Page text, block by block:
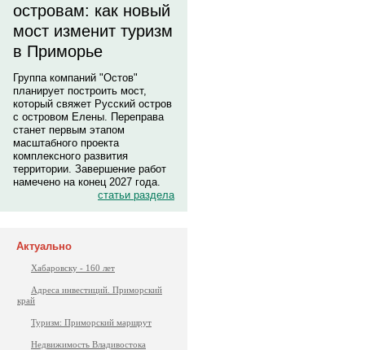
островам: как новый
мост изменит туризм
в Приморье
Группа компаний "Остов"
планирует построить мост,
который свяжет Русский остров
с островом Елены. Переправа
станет первым этапом
масштабного проекта
комплексного развития
территории. Завершение работ
намечено на конец 2027 года.
статьи раздела
Актуально
Хабаровску - 160 лет
Адреса инвестиций. Приморский
край
Туризм: Приморский маршрут
Недвижимость Владивостока